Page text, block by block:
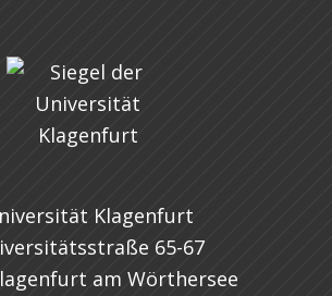
Klagenfurt
65-67
am Wörthersee